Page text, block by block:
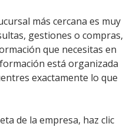
más cercana es muy
gestiones o compras,
que necesitas en
está organizada
exactamente lo que
de la empresa, haz clic